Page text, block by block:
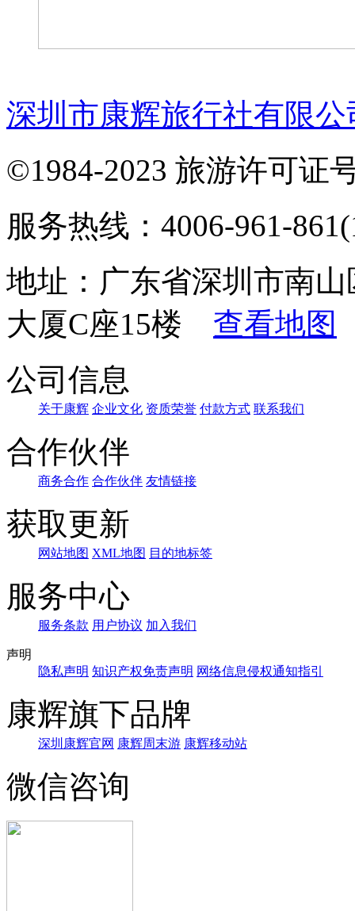
深圳市康辉旅行社有限
©1984-2023 旅游许可证
服务热线：4006-961-
地址：广东省深圳市南
大厦C座15楼 查看地图
公司信息
关于康辉 企业文化 资质荣誉 付款方式 联系我们
合作伙伴
商务合作 合作伙伴 友情链接
获取更新
网站地图 XML地图 目的地标签
服务中心
服务条款 用户协议 加入我们
声明
隐私声明 知识产权免责声明 网络信息侵权通知指引
康辉旗下品牌
深圳康辉官网 康辉周末游 康辉移动站
微信咨询